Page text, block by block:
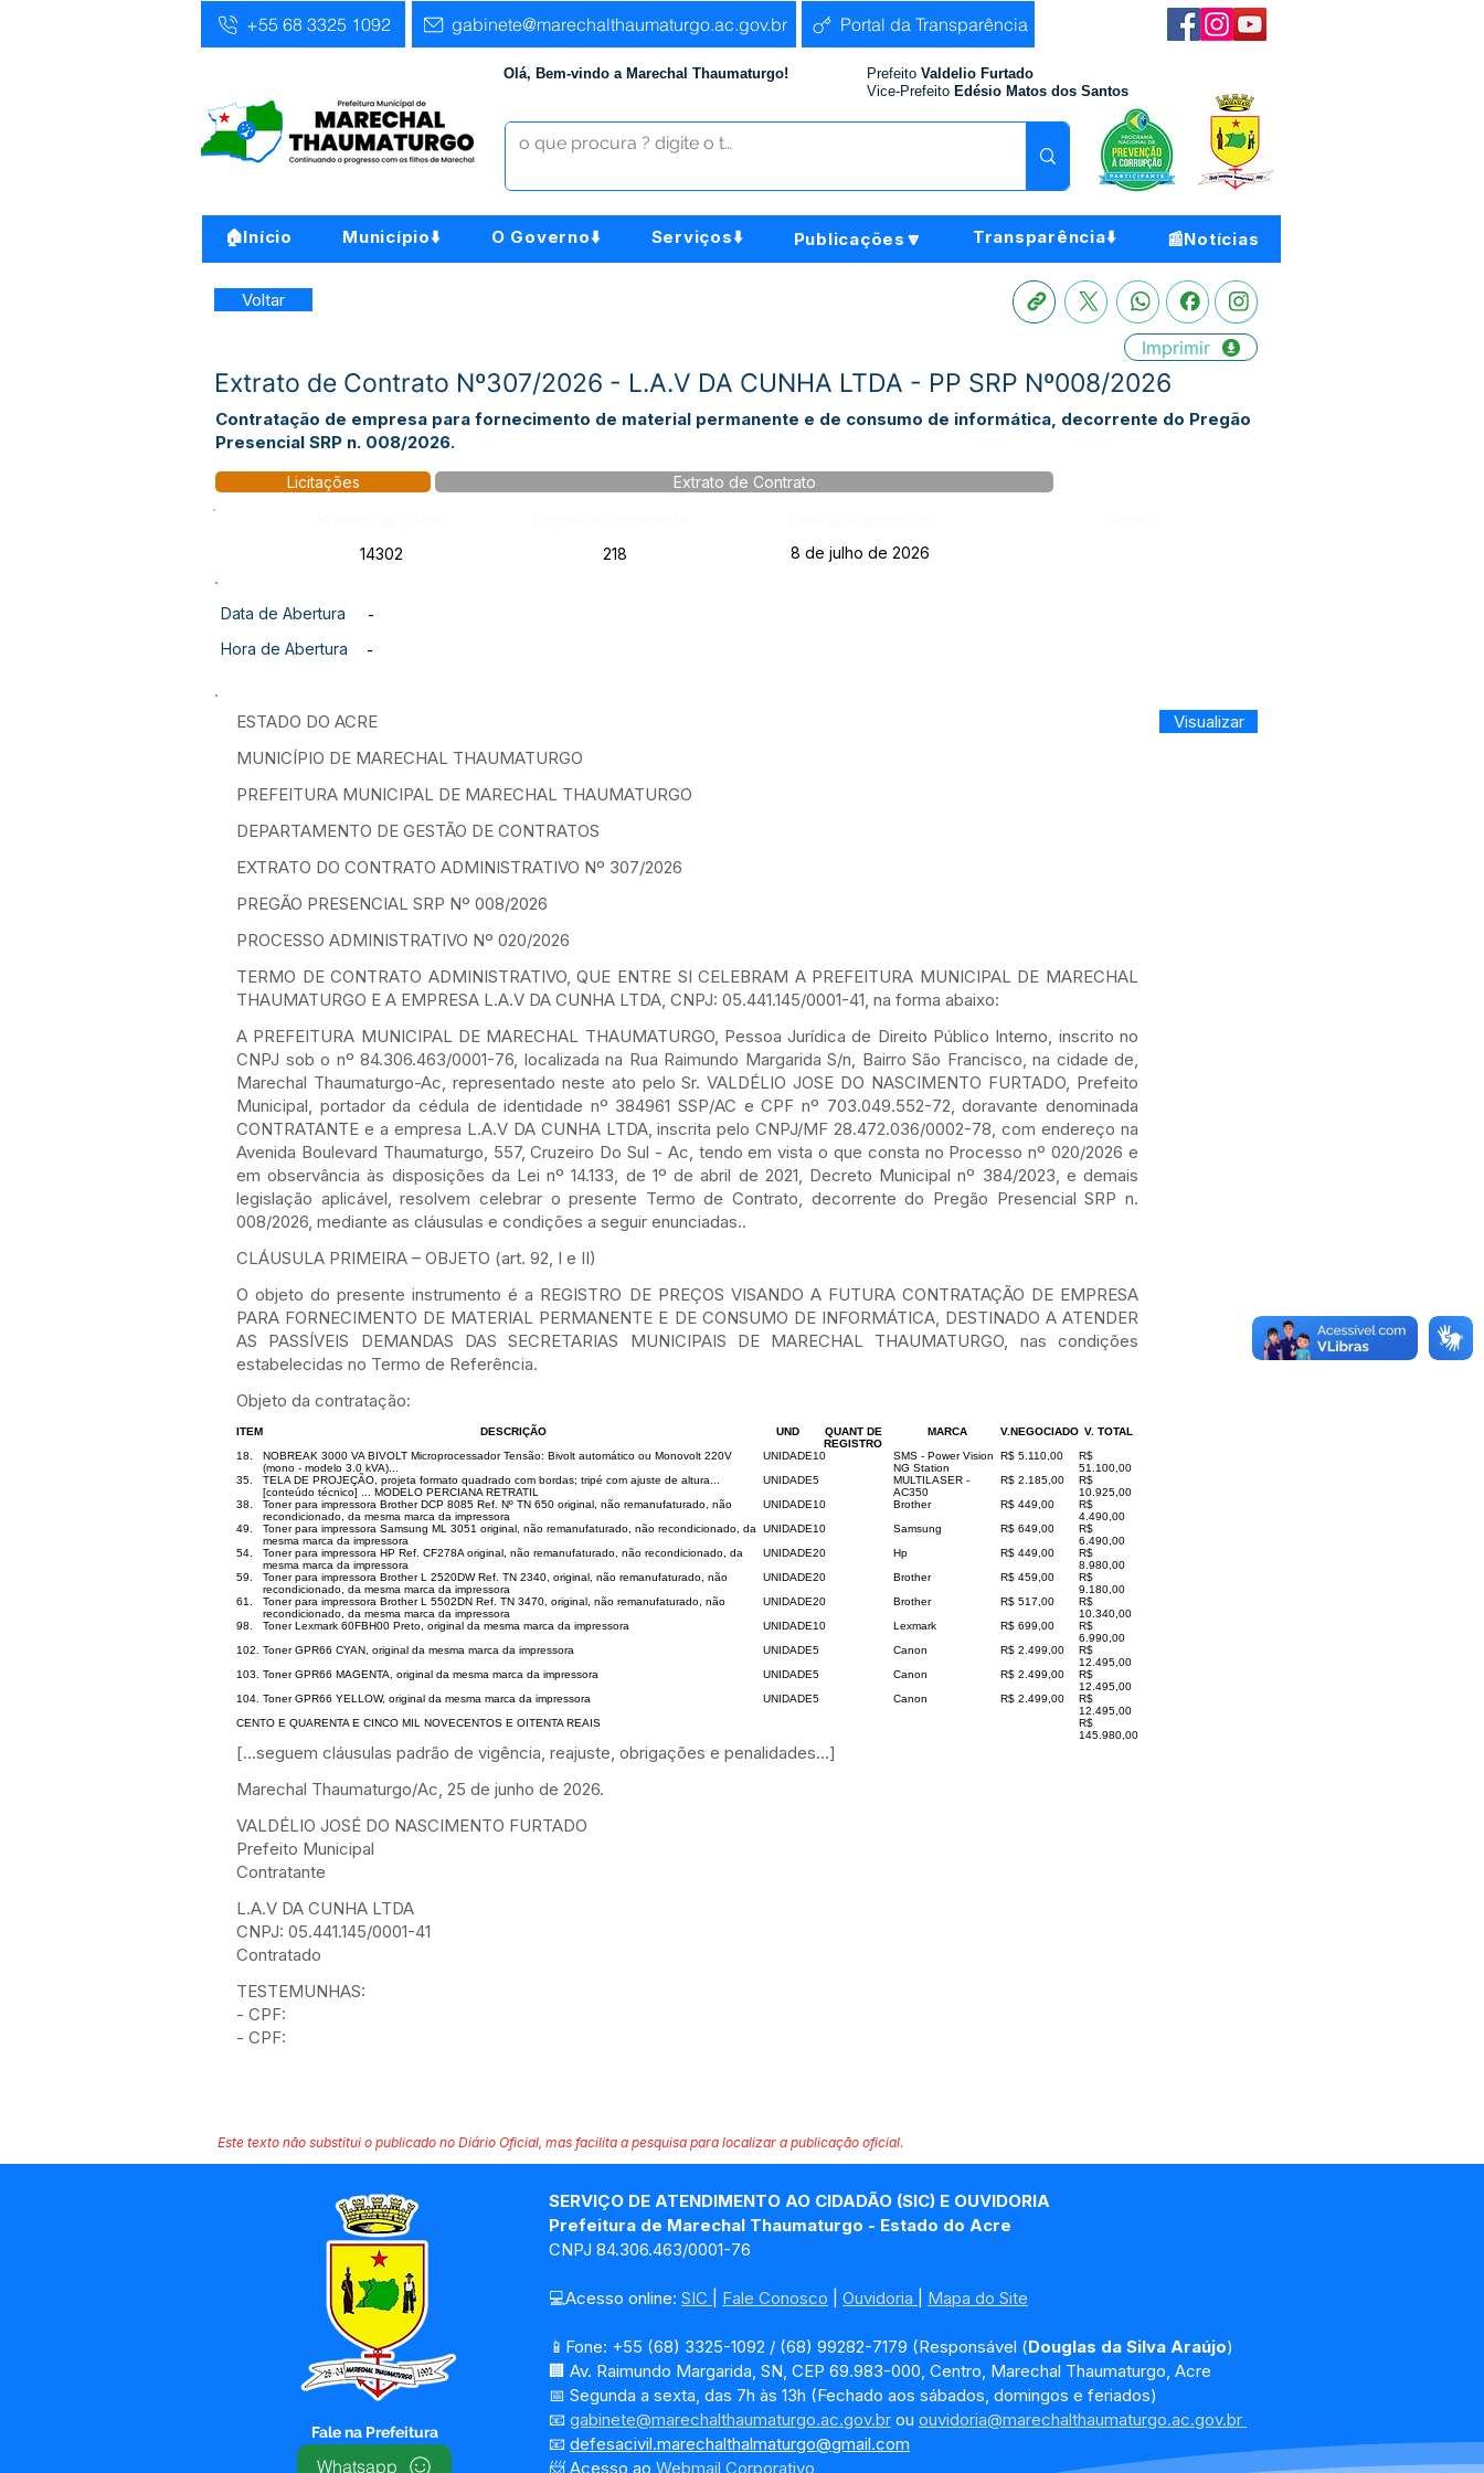
+55 68 3325 1092 gabinete@marechalthaumaturgo.ac.gov.br Portal da Transparência
Olá, Bem-vindo a Marechal Thaumaturgo! Prefeito Valdelio Furtado
Vice-Prefeito Edésio Matos dos Santos
🏠Início Município⬇️ O Governo⬇️ Serviços⬇️ Publicações🔽 Transparência⬇️ 📰Notícias
Voltar
Imprimir
Extrato de Contrato Nº307/2026 - L.A.V DA CUNHA LTDA - PP SRP Nº008/2026
Contratação de empresa para fornecimento de material permanente e de consumo de informática, decorrente do Pregão
Presencial SRP n. 008/2026.
Licitações Extrato de Contrato
14302
218 8 de julho de 2026
Data de Abertura
-
Hora de Abertura
-
ESTADO DO ACRE
MUNICÍPIO DE MARECHAL THAUMATURGO
PREFEITURA MUNICIPAL DE MARECHAL THAUMATURGO
DEPARTAMENTO DE GESTÃO DE CONTRATOS
EXTRATO DO CONTRATO ADMINISTRATIVO Nº 307/2026
PREGÃO PRESENCIAL SRP Nº 008/2026
PROCESSO ADMINISTRATIVO Nº 020/2026
TERMO DE CONTRATO ADMINISTRATIVO, QUE ENTRE SI CELEBRAM A PREFEITURA MUNICIPAL DE MARECHAL
THAUMATURGO E A EMPRESA L.A.V DA CUNHA LTDA, CNPJ: 05.441.145/0001-41, na forma abaixo:
A PREFEITURA MUNICIPAL DE MARECHAL THAUMATURGO, Pessoa Jurídica de Direito Público Interno, inscrito no
CNPJ sob o nº 84.306.463/0001-76, localizada na Rua Raimundo Margarida S/n, Bairro São Francisco, na cidade de,
Marechal Thaumaturgo-Ac, representado neste ato pelo Sr. VALDÉLIO JOSE DO NASCIMENTO FURTADO, Prefeito
Municipal, portador da cédula de identidade nº 384961 SSP/AC e CPF nº 703.049.552-72, doravante denominada
CONTRATANTE e a empresa L.A.V DA CUNHA LTDA, inscrita pelo CNPJ/MF 28.472.036/0002-78, com endereço na
Avenida Boulevard Thaumaturgo, 557, Cruzeiro Do Sul - Ac, tendo em vista o que consta no Processo nº 020/2026 e
em observância às disposições da Lei nº 14.133, de 1º de abril de 2021, Decreto Municipal nº 384/2023, e demais
legislação aplicável, resolvem celebrar o presente Termo de Contrato, decorrente do Pregão Presencial SRP n.
008/2026, mediante as cláusulas e condições a seguir enunciadas..
CLÁUSULA PRIMEIRA – OBJETO (art. 92, I e II)
O objeto do presente instrumento é a REGISTRO DE PREÇOS VISANDO A FUTURA CONTRATAÇÃO DE EMPRESA
PARA FORNECIMENTO DE MATERIAL PERMANENTE E DE CONSUMO DE INFORMÁTICA, DESTINADO A ATENDER
AS PASSÍVEIS DEMANDAS DAS SECRETARIAS MUNICIPAIS DE MARECHAL THAUMATURGO, nas condições
estabelecidas no Termo de Referência.
Objeto da contratação:
ITEM DESCRIÇÃO UND
QUANT DE
REGISTRO
MARCA V.NEGOCIADO V. TOTAL
18.
NOBREAK 3000 VA BIVOLT Microprocessador Tensão: Bivolt automático ou Monovolt 220V
(mono - modelo 3.0 kVA)...
UNIDADE10
SMS - Power Vision
NG Station
R$ 5.110,00
R$
51.100,00
35.
TELA DE PROJEÇÃO, projeta formato quadrado com bordas; tripé com ajuste de altura...
[conteúdo técnico] ... MODELO PERCIANA RETRATIL
UNIDADE5
MULTILASER -
AC350
R$ 2.185,00
R$
10.925,00
38.
Toner para impressora Brother DCP 8085 Ref. Nº TN 650 original, não remanufaturado, não
recondicionado, da mesma marca da impressora
UNIDADE10 Brother R$ 449,00
R$
4.490,00
49.
Toner para impressora Samsung ML 3051 original, não remanufaturado, não recondicionado, da
mesma marca da impressora
UNIDADE10 Samsung R$ 649,00
R$
6.490,00
54.
Toner para impressora HP Ref. CF278A original, não remanufaturado, não recondicionado, da
mesma marca da impressora
UNIDADE20 Hp R$ 449,00
R$
8.980,00
59.
Toner para impressora Brother L 2520DW Ref. TN 2340, original, não remanufaturado, não
recondicionado, da mesma marca da impressora
UNIDADE20 Brother R$ 459,00
R$
9.180,00
61.
Toner para impressora Brother L 5502DN Ref. TN 3470, original, não remanufaturado, não
recondicionado, da mesma marca da impressora
UNIDADE20 Brother R$ 517,00
R$
10.340,00
98.
Toner Lexmark 60FBH00 Preto, original da mesma marca da impressora UNIDADE10 Lexmark R$ 699,00
R$
6.990,00
102.
Toner GPR66 CYAN, original da mesma marca da impressora UNIDADE5 Canon R$ 2.499,00
R$
12.495,00
103.
Toner GPR66 MAGENTA, original da mesma marca da impressora UNIDADE5 Canon R$ 2.499,00
R$
12.495,00
104. Toner GPR66 YELLOW, original da mesma marca da impressora UNIDADE5 Canon R$ 2.499,00
R$
12.495,00
CENTO E QUARENTA E CINCO MIL NOVECENTOS E OITENTA REAIS
R$
145.980,00
[...seguem cláusulas padrão de vigência, reajuste, obrigações e penalidades...]
Marechal Thaumaturgo/Ac, 25 de junho de 2026.
VALDÉLIO JOSÉ DO NASCIMENTO FURTADO
Prefeito Municipal
Contratante
L.A.V DA CUNHA LTDA
CNPJ: 05.441.145/0001-41
Contratado
TESTEMUNHAS:
- CPF:
- CPF:
Visualizar
Este texto não substitui o publicado no Diário Oficial, mas facilita a pesquisa para localizar a publicação oficial.
Fale na Prefeitura
Whatsapp
SERVIÇO DE ATENDIMENTO AO CIDADÃO (SIC) E OUVIDORIA
Prefeitura de Marechal Thaumaturgo - Estado do Acre
CNPJ 84.306.463/0001-76
💻Acesso online: SIC Fale Conosco Ouvidoria Mapa do Site
📱Fone: +55 (68) 3325-1092 / (68) 99282-7179 (Responsável (Douglas da Silva Araújo)
🏢 Av. Raimundo Margarida, SN, CEP 69.983-000, Centro, Marechal Thaumaturgo, Acre
📅 Segunda a sexta, das 7h às 13h (Fechado aos sábados, domingos e feriados)
📧 gabinete@marechalthaumaturgo.ac.gov.br ou ouvidoria@marechalthaumaturgo.ac.gov.br
📧 defesacivil.marechalthalmaturgo@gmail.com
📨 Acesso ao Webmail Corporativo